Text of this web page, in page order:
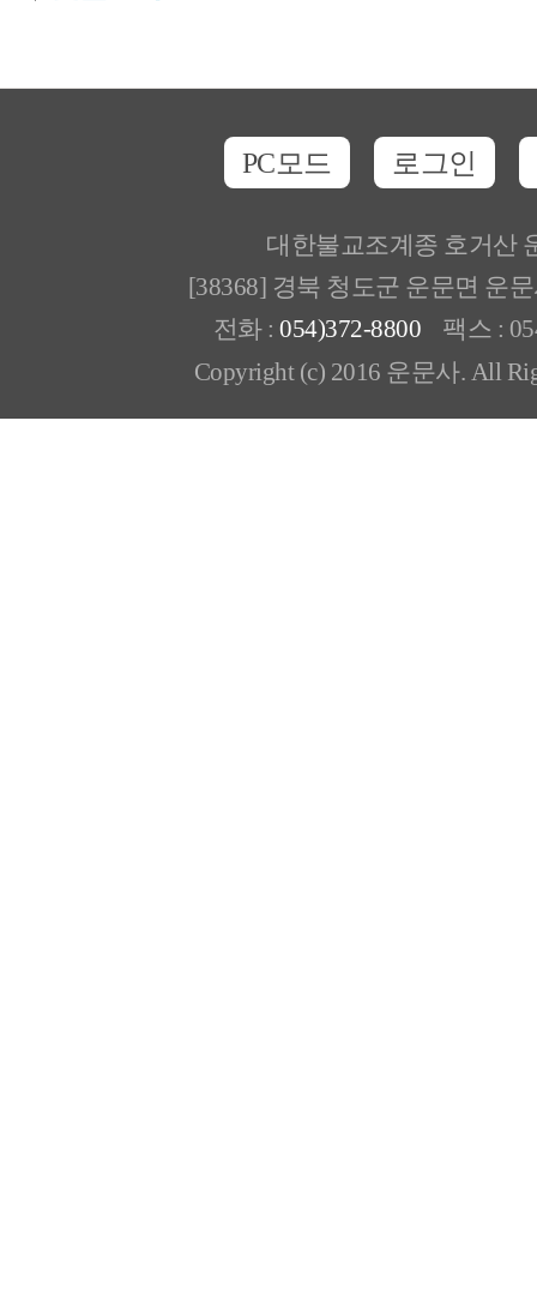
PC모드 로그인
대한불교조계종 호거산
[38368] 경북 청도군 운문면 운
전화 : 054)372-8800 팩스 :
Copyright (c) 2016 운문사. All